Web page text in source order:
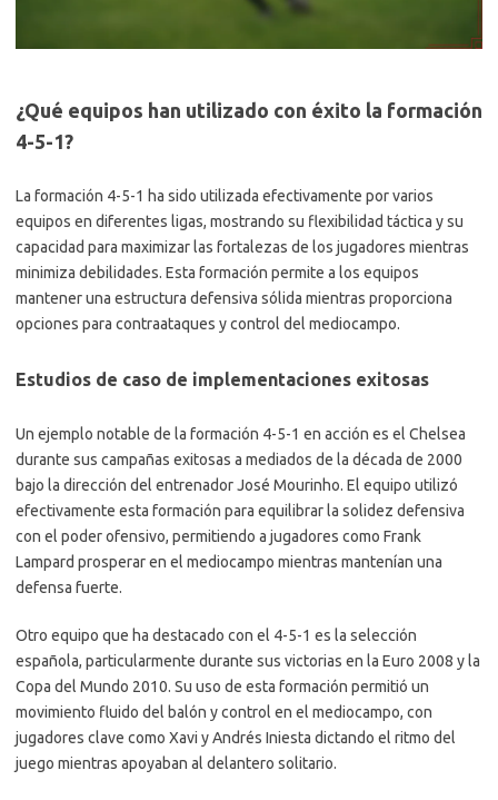
¿Qué equipos han utilizado con éxito la formación
4-5-1?
La formación 4-5-1 ha sido utilizada efectivamente por varios
equipos en diferentes ligas, mostrando su flexibilidad táctica y su
capacidad para maximizar las fortalezas de los jugadores mientras
minimiza debilidades. Esta formación permite a los equipos
mantener una estructura defensiva sólida mientras proporciona
opciones para contraataques y control del mediocampo.
Estudios de caso de implementaciones exitosas
Un ejemplo notable de la formación 4-5-1 en acción es el Chelsea
durante sus campañas exitosas a mediados de la década de 2000
bajo la dirección del entrenador José Mourinho. El equipo utilizó
efectivamente esta formación para equilibrar la solidez defensiva
con el poder ofensivo, permitiendo a jugadores como Frank
Lampard prosperar en el mediocampo mientras mantenían una
defensa fuerte.
Otro equipo que ha destacado con el 4-5-1 es la selección
española, particularmente durante sus victorias en la Euro 2008 y la
Copa del Mundo 2010. Su uso de esta formación permitió un
movimiento fluido del balón y control en el mediocampo, con
jugadores clave como Xavi y Andrés Iniesta dictando el ritmo del
juego mientras apoyaban al delantero solitario.